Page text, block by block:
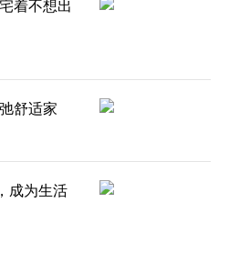
着不想出
舒适家
成为生活